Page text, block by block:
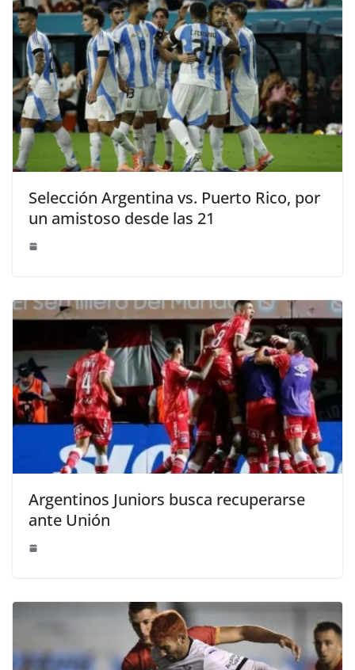
Selección Argentina vs. Puerto Rico, por
un amistoso desde las 21
Argentinos Juniors busca recuperarse
ante Unión